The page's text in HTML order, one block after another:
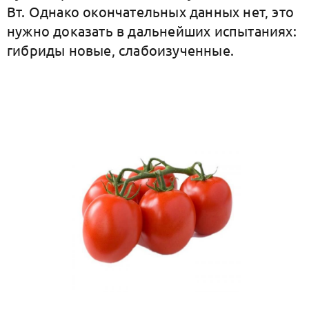
Вт. Однако окончательных данных нет, это
нужно доказать в дальнейших испытаниях:
гибриды новые, слабоизученные.